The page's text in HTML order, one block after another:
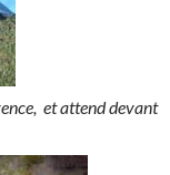
et attend devant